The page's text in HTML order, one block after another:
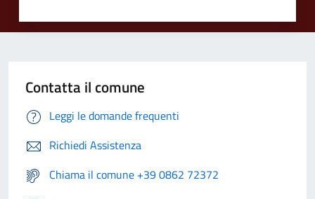
Contatta il comune
Leggi le domande frequenti
Richiedi Assistenza
Chiama il comune +39 0862 72372